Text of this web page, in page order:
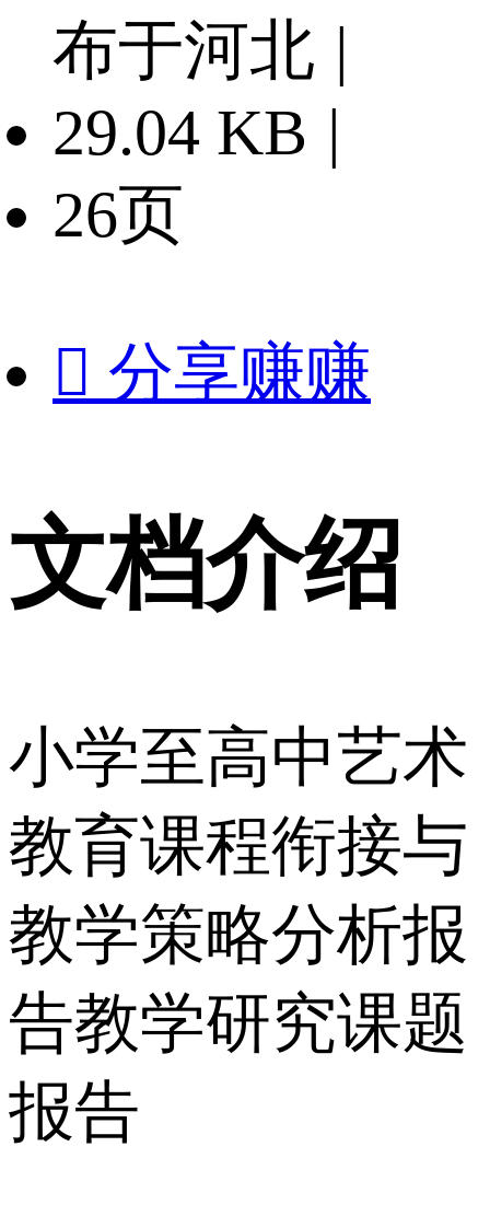
布于河北 |
29.04 KB |
26页
 分享赚赚
文档介绍
小学至高中艺术
教育课程衔接与
教学策略分析报
告教学研究课题
报告